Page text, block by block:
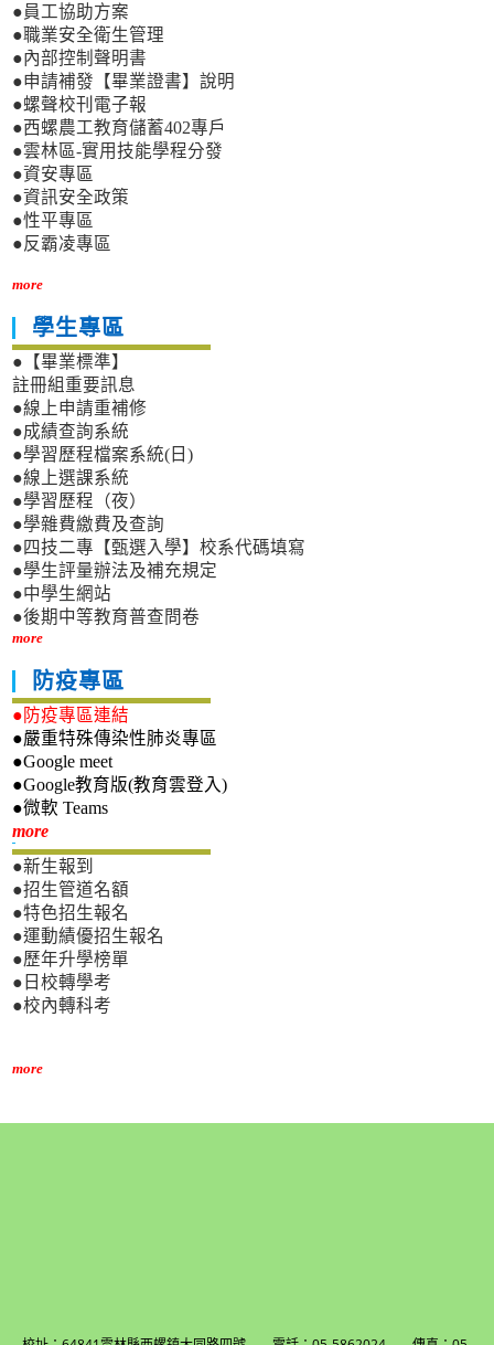
●員工協助方案
●職業安全衛生管理
●內部控制聲明書
●申請補發【畢業證書】說明
●螺聲校刊電子報
●西螺農工教育儲蓄402專戶
●雲林區-實用技能學程分發
●資安專區
●資訊安全政策
●性平專區
●反霸凌專區
more
學生專區
●【畢業標準】
註冊組重要訊息
●線上申請重補修
●成績查詢系統
●學習歷程檔案系統(日)
●線上選課系統
●學習歷程（夜）
●學雜費繳費及查詢
●四技二專【甄選入學】校系代碼填寫
●學生評量辦法及補充規定
●中學生網站
●後期中等教育普查問卷
more
防疫專區
●防疫專區連結
●嚴重特殊傳染性肺炎專區
●Google meet
●Google教育版(教育雲登入)
●微軟 Teams
more新生專區
●新生報到
●招生管道名額
●特色招生報名
●運動績優招生報名
●歷年升學榜單
●日校轉學考
●校內轉科考
more